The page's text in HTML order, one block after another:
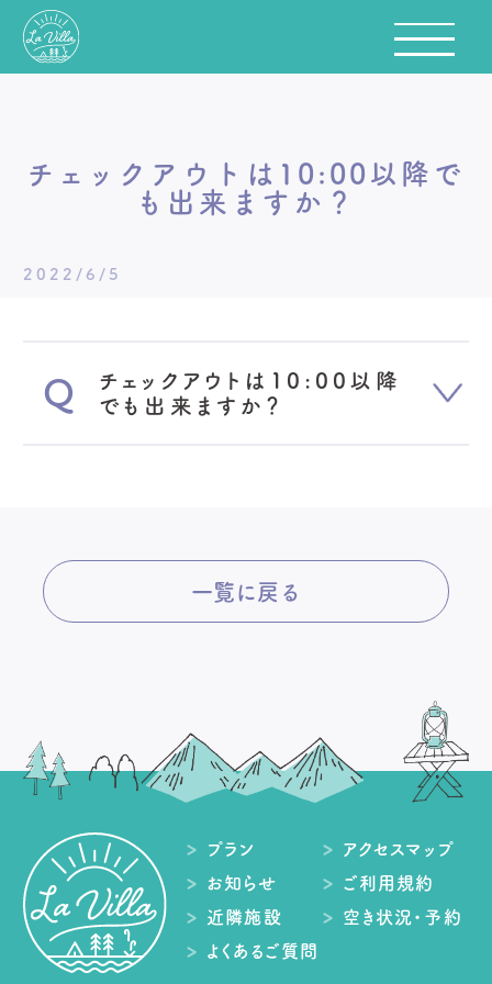
チェックアウトは10:00以降で
も出来ますか？
2022/6/5
チェックアウトは10:00以降
でも出来ますか？
一覧に戻る
プラン
アクセスマップ
お知らせ
ご利用規約
近隣施設
空き状況・予約
よくあるご質問